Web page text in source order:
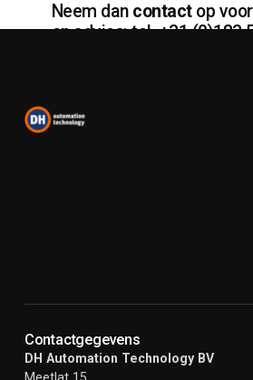
Neem dan contactop
en advies: tel. +31 (0)183
Contactgegevens
DH Automation Technology BV